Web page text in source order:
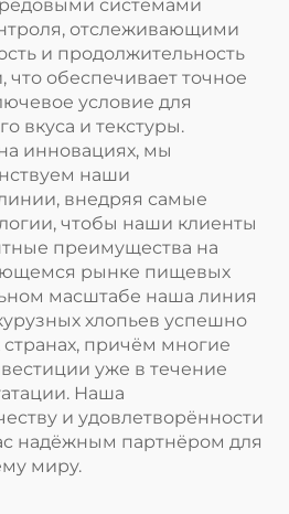
системами
отслеживающими
и продолжительность
что обеспечивает точное
условие для
вкуса и текстуры.
инновациях, мы
наши
внедряя самые
чтобы наши клиенты
преимущества на
рынке пищевых
масштабе наша линия
хлопьев успешно
причём многие
уже в течение
Наша
и удовлетворённости
надёжным партнёром для
миру.